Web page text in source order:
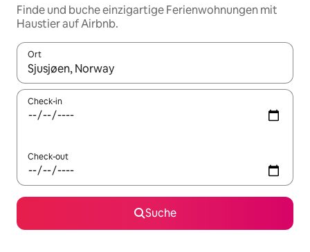
Finde und buche einzigartige Ferienwohnungen mit
Haustier auf Airbnb.
Ort
Wenn Ergebnisse verfügbar sind, navigiere mit den
Check-in
Check-out
Suche